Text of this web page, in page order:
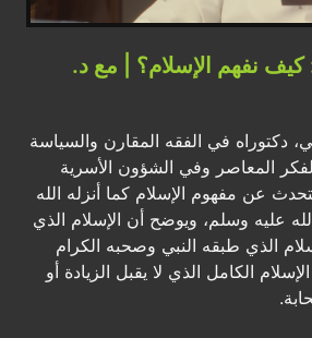
نفهم الإسلام؟ | مع د.
دكتوراه في الفقه المقارن والسياسة
المعاصر وفي الشؤون الأسرية
عن مفهوم الإسلام كما أنزله الله
عليه وسلم، ويوضح أن الإسلام الذي
الذي طبقه النبي وصحبه الكرام
الكامل الذي لا يقبل الزيادة أو